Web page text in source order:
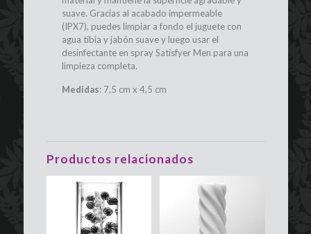
suave. Gracias al acabado impermeable
(IPX7), puedes limpiar a fondo el juguete con
agua tibia y jabón suave y luego usar el
desinfectante en spray Satisfyer Men para una
limpieza completa.
Medidas: 7,5 cm x 4,5 cm
Productos relacionados